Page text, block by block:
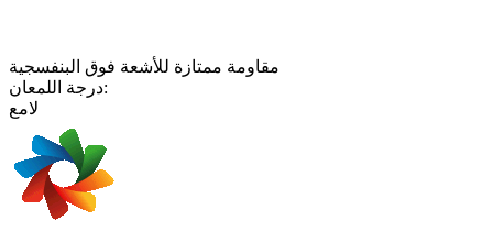
مقاومة ممتازة للأشعة فوق البنفسجية
درجة اللمعان:
لامع